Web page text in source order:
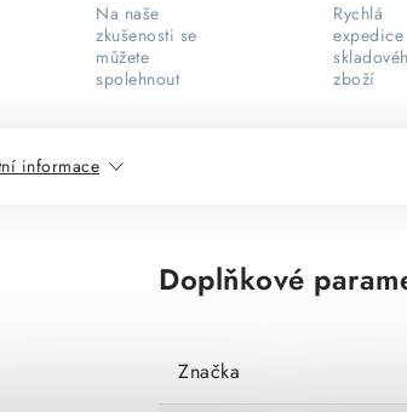
Na naše
zkušenosti se
můžete
spolehnout
Rychlá
expedice
zboží
informace
Doplňkové
Značka